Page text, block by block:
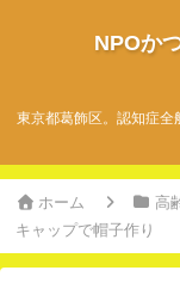
NPOか
東京都葛飾区。認知症
ホーム 高
キャップで帽子作り